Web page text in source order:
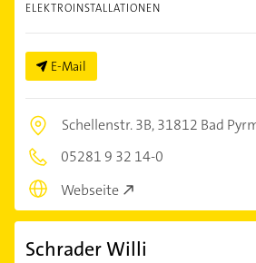
ELEKTROINSTALLATIONEN
E-Mail
Schellenstr. 3B,31812 Bad
05281 9 32 14-0
Webseite
Schrader Willi